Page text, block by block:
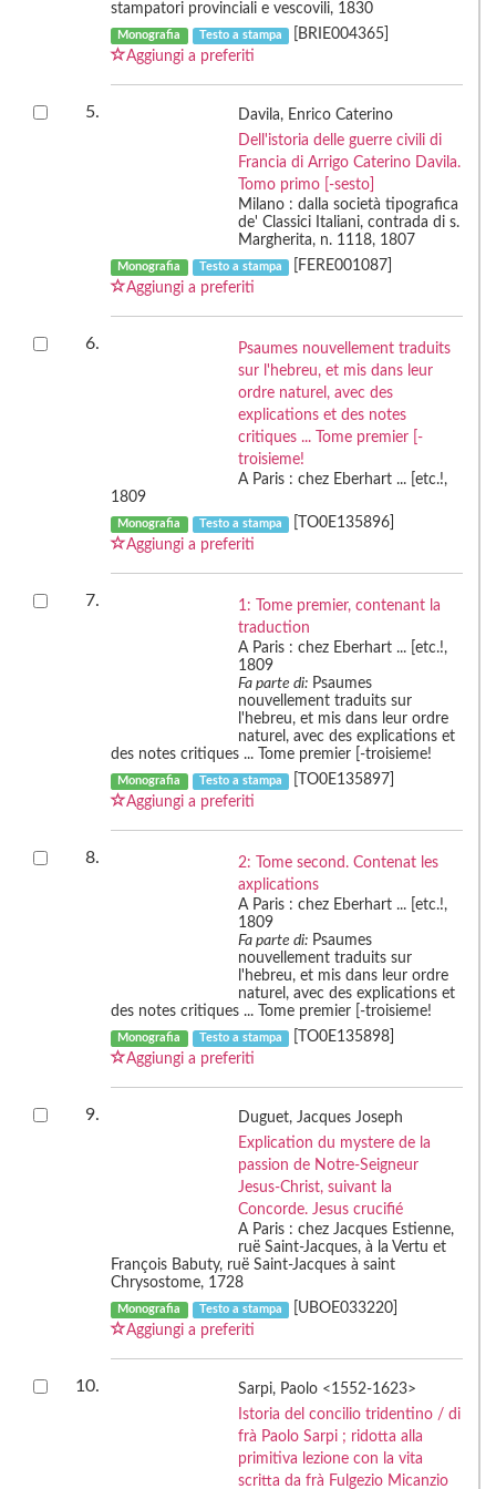
stampatori provinciali e vescovili, 1830
Monografia Testo a stampa
[BRIE004365]
Aggiungi a preferiti
5.
Davila, Enrico Caterino
Dell'istoria delle guerre civili di
Francia di Arrigo Caterino Davila.
Tomo primo [-sesto]
Milano : dalla società tipografica
de' Classici Italiani, contrada di s.
Margherita, n. 1118, 1807
Monografia Testo a stampa
[FERE001087]
Aggiungi a preferiti
6.
Psaumes nouvellement traduits
sur l'hebreu, et mis dans leur
ordre naturel, avec des
explications et des notes
critiques ... Tome premier [-
troisieme!
A Paris : chez Eberhart ... [etc.!,
1809
Monografia Testo a stampa
[TO0E135896]
Aggiungi a preferiti
7.
1: Tome premier, contenant la
traduction
A Paris : chez Eberhart ... [etc.!,
1809
Fa parte di: Psaumes
nouvellement traduits sur
l'hebreu, et mis dans leur ordre
naturel, avec des explications et
des notes critiques ... Tome premier [-troisieme!
Monografia Testo a stampa
[TO0E135897]
Aggiungi a preferiti
8.
2: Tome second. Contenat les
axplications
A Paris : chez Eberhart ... [etc.!,
1809
Fa parte di: Psaumes
nouvellement traduits sur
l'hebreu, et mis dans leur ordre
naturel, avec des explications et
des notes critiques ... Tome premier [-troisieme!
Monografia Testo a stampa
[TO0E135898]
Aggiungi a preferiti
9.
Duguet, Jacques Joseph
Explication du mystere de la
passion de Notre-Seigneur
Jesus-Christ, suivant la
Concorde. Jesus crucifié
A Paris : chez Jacques Estienne,
ruë Saint-Jacques, à la Vertu et
François Babuty, ruë Saint-Jacques à saint
Chrysostome, 1728
Monografia Testo a stampa
[UBOE033220]
Aggiungi a preferiti
10.
Sarpi, Paolo <1552-1623>
Istoria del concilio tridentino / di
frà Paolo Sarpi ; ridotta alla
primitiva lezione con la vita
scritta da frà Fulgezio Micanzio